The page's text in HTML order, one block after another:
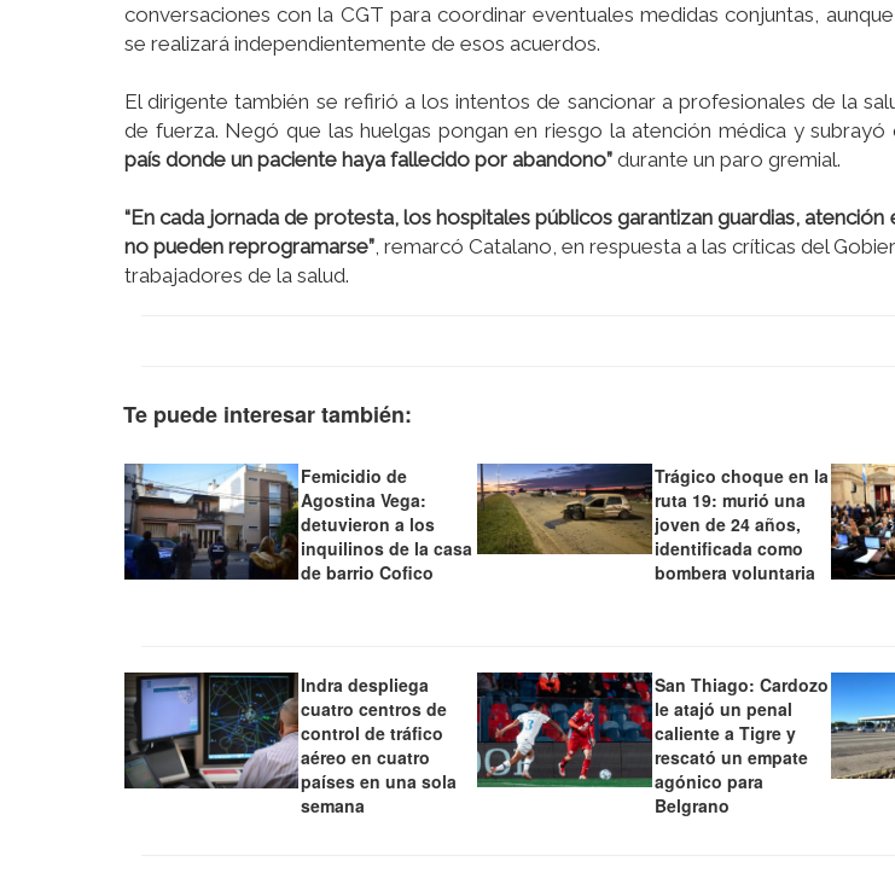
conversaciones con la CGT para coordinar eventuales medidas conjuntas,
se realizará independientemente de esos acuerdos.
El dirigente también se refirió a los intentos de sancionar a profesionales de la
de fuerza. Negó que las huelgas pongan en riesgo la atención médica y
país donde un paciente haya fallecido por abandono” durante un paro gremial.
“En cada jornada de protesta, los hospitales públicos garantizan guardias, atención
no pueden reprogramarse” , remarcó Catalano, en respuesta a las críticas del
trabajadores de la salud.
Te puede interesar también:
Femicidio de
Agostina Vega:
detuvieron a los
inquilinos de la casa
de barrio Cofico
Trágico choque en la
ruta 19: murió una
joven de 24 años,
identificada como
bombera voluntaria
Indra despliega
cuatro centros de
control de tráfico
aéreo en cuatro
países en una sola
semana
San Thiago: Cardozo
le atajó un penal
caliente a Tigre y
rescató un empate
agónico para
Belgrano